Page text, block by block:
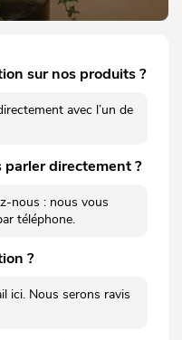
sur nos produits ?
avec l’un de
parler directement ?
nous : nous vous
téléphone.
?
ici. Nous serons ravis